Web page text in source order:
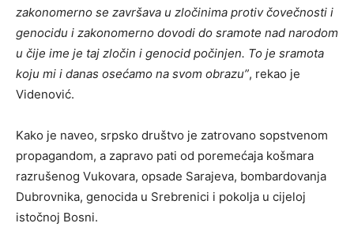
zakonomerno se završava u zločinima protiv čovečnosti i
genocidu i zakonomerno dovodi do sramote nad narodom
u čije ime je taj zločin i genocid počinjen. To je sramota
koju mi i danas osećamo na svom obrazu”, rekao je
Videnović.
Kako je naveo, srpsko društvo je zatrovano sopstvenom
propagandom, a zapravo pati od poremećaja košmara
razrušenog Vukovara, opsade Sarajeva, bombardovanja
Dubrovnika, genocida u Srebrenici i pokolja u cijeloj
istočnoj Bosni.